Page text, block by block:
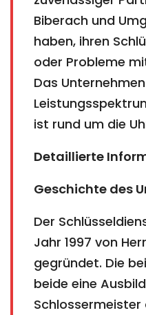
Biberach und
haben, ihren
oder Probleme
Das
ist rund um die
Detaillierte
Geschichte des
Der
Jahr 1997 von
gegründet. Die
beide eine